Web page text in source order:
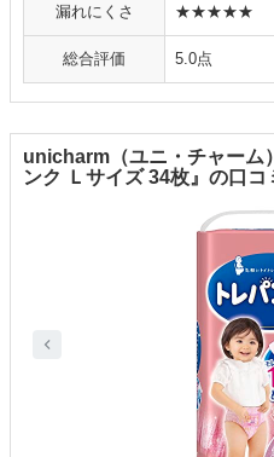
漏れにくさ ★★★★★
総合評価 5.0点
unicharm（ユニ・チャーム
ンク Ｌサイズ 34枚』の口コ